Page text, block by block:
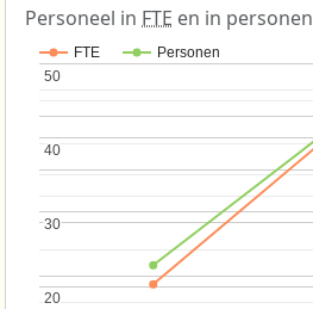
Personeel in FTE en in personen
FTE Personen
20
20
30
30
40
40
50
50